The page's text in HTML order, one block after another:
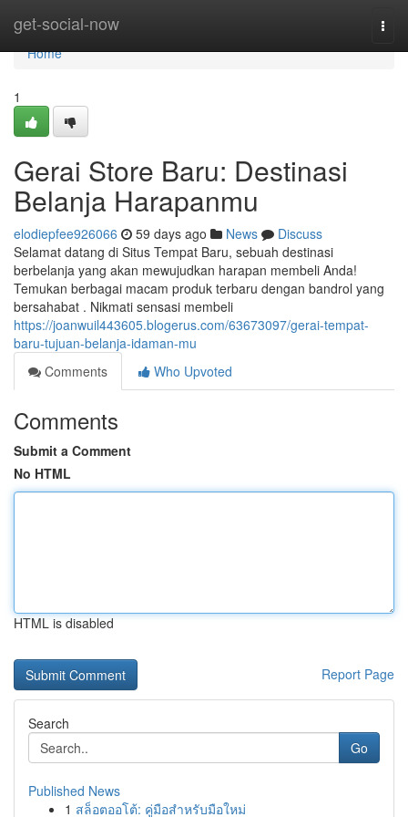
get-social-now
Home
Home
1
Gerai Store Baru: Destinasi
Belanja Harapanmu
elodiepfee926066 59 days ago News
Discuss
Selamat datang di Situs Tempat Baru, sebuah destinasi
berbelanja yang akan mewujudkan harapan membeli Anda!
Temukan berbagai macam produk terbaru dengan bandrol yang
bersahabat . Nikmati sensasi membeli
https://joanwuil443605.blogerus.com/63673097/gerai-tempat-
baru-tujuan-belanja-idaman-mu
Comments
Who Upvoted
Comments
Submit a Comment
No HTML
HTML is disabled
Report Page
Search
Go
Published News
1 สล็อตออโต้: คู่มือสำหรับมือใหม่